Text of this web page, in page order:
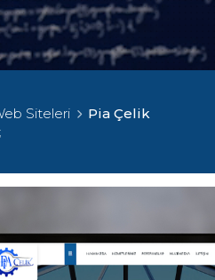
Siteleri Pia Çelik